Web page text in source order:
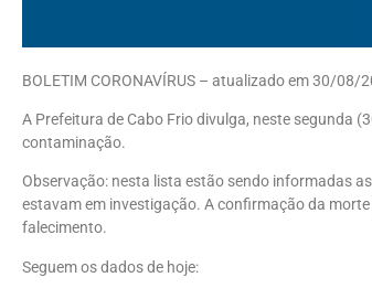
BOLETIM CORONAVÍRUS – atualizado em 30/08/
A Prefeitura de Cabo Frio divulga, neste segunda
contaminação.
Observação: nesta lista estão sendo informadas
estavam em investigação. A confirmação da
falecimento.
Seguem os dados de hoje: